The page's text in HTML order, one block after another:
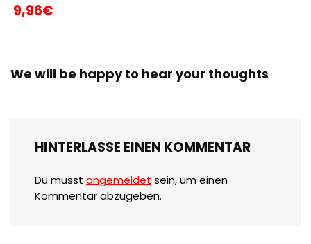
9,96€
We will be happy to hear your thoughts
HINTERLASSE EINEN KOMMENTAR
Du musst angemeldet sein, um einen
Kommentar abzugeben.